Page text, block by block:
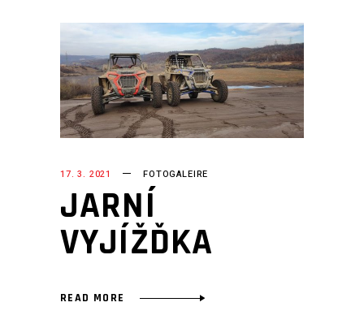
17. 3. 2021 FOTOGALEIRE
JARNÍ
VYJÍŽĎKA
READ MORE